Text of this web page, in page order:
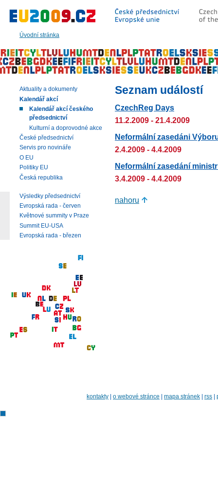
Úvodní stránka
hlavní
|
navigaci
|
vyhledávání
Seznam událostí
CzechReg Days
11.2.2009 - 21.4.2009
Neformální zasedáni
2.4.2009 - 4.4.2009
Neformální zasedání
3.4.2009 - 4.4.2009
nahoru
Aktuality a dokumenty
Kalendář akcí
Kalendář akcí českého
předsednictví
Kulturní a doprovodné akce
České předsednictví
Servis pro novináře
O EU
Politiky EU
Česká republika
Výsledky předsednictví
Evropská rada - červen
Květnové summity v Praze
Summit EU-USA
Evropská rada - březen
kontakty o webové stránce mapa stránek rss